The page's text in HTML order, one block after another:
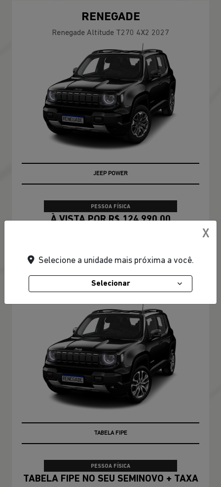
RENEGADE
Renegade Altitude T270 4X2 2027
JEEP POWER
PESSOA FÍSICA
À VISTA POR R$ 124.990,00
RENEGADE
Renegade Longitude T270 4X2 2027
TABELA FIPE
PESSOA FÍSICA
TABELA FIPE NO SEU SEMINOVO + TAXA
X
Selecione a unidade mais próxima a você.
Selecionar